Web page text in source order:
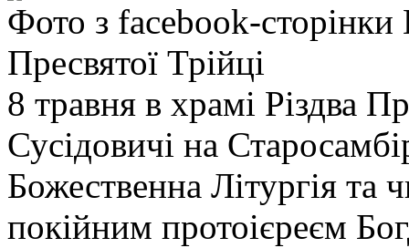
Фото з facebook-сторінки
Пресвятої Трійці
8 травня в храмі Різдва
Сусідовичі на
Божественна Літургія та
покійним протоієреєм